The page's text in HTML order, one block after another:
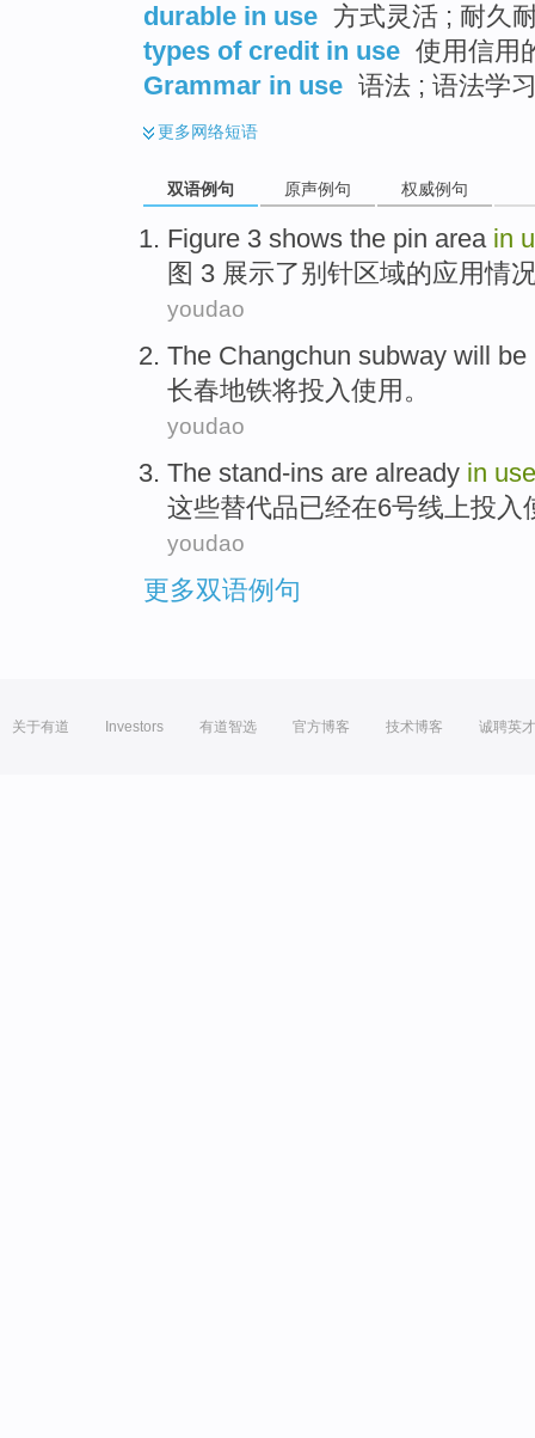
durable in use 方式灵活 ; 耐久
types of credit in use 使用信用
Grammar in use 语法 ; 语法学
更多网络短语
双语例句 原声例句 权威例句
Figure 3 shows the pin area in
图 3 展示了别针区域的应用情
youdao
The Changchun subway will be
长春地铁将投入使用 。
youdao
The stand-ins are already in use
这些替代品已经在6号线上投入
youdao
更多双语例句
关于有道 Investors 有道智选 官方博客 技术博客 诚聘英才